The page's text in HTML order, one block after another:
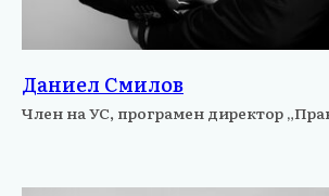
Даниел Смилов
Член на УС, програмен директор